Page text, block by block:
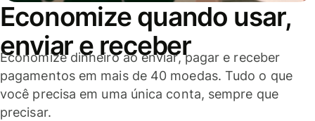
Economize quando usar,
enviar e receber
Economize dinheiro ao enviar, pagar e receber
pagamentos em mais de 40 moedas. Tudo o que
você precisa em uma única conta, sempre que
precisar.